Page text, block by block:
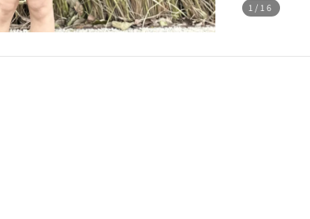
1 /16